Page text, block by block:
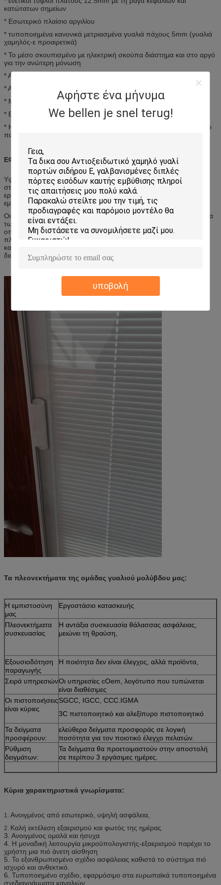
Αφήστε ένα μήνυμα
We bellen je snel terug!
υποβολή
κατώτατων σημείων
* Εσωτερικό πλαίσιο αργιλίου
* τυποποιημένα κανονικά μετριασμένα γυαλιά πάχους 5mm (γυαλιά
χαμηλός-ε προαιρετικά)
* Το μέσο σκουπισμένο με ηλεκτρική σκούπα διάστημα και στο αργό
για την ανώτερη μόνωση
* Ανεκτό μαγνητικό σύστημα ελέγχου
* Ανώτερη μόνωση θερμότητας
* Μεγάλη υγιής μόνωση
* Ενέργεια - αποταμίευση
* Η κομψή εμφάνιση, τελειοποιεί για το γραφείο και το χώρισμα ή το
παράθυρο σπιτιών
ΕΦΑΡΜΟΓΗ:
Υψηλό standardoffice, σχολείο, παιδικός σταθμός, παιδικός
σταθμός, νοσοκομείο, εμπορικό κτήριο, στάδιο, αερολιμένας,
εργαστήριο, λεωφόρος αγορών βραδυνού, εργαστήριο, αποθήκη
εμπορευμάτων και βίλα.
Οι κατ' οίκον συρόμενες πόρτες είναι διαθέσιμες σε ένα ευρύ φάσμα
των διαμορφώσεων και των χρωμάτων για να ταιριάξουν
οποιαδήποτε εφαρμογή σχεδίου, που προσφέρει στο διπλάσιο το
πλάτος εισόδων των κανονικών πορτών. Το ποιοτικές σχέδιο και η
κατασκευή προσθέτουν τη δύναμη, την άριστες ασφάλεια και τη
διάρκεια για τα έτη αβίαστης χρήσης.
Τα πλεονεκτήματα της ομάδας γυαλιού μολύβδου μας:
Η εμπιστοσύνη
μας
Εργοστάσιο κατασκευής
Πλεονεκτήματα
συσκευασίας
Η αντάξια συσκευασία θάλασσας ασφάλειας,
μειώνει τη θραύση,
Εξουσιοδότηση
παραγωγής
Η ποιότητα δεν είναι έλεγχος, αλλά προϊόντα,
Σειρά υπηρεσιώνΟι υπηρεσίες cOem, λογότυπο που τυπώνεται
είναι διαθέσιμες
Οι πιστοποιήσεις
είναι κύριες
SGCC, IGCC, CCC.IGMA
3C πιστοποιητικό και αλεξίπυρο πιστοποιητικό
Τα δείγματα
προσφέρουν:
ελεύθερα δείγματα προσφοράς σε λογική
ποσότητα για τον ποιοτικό έλεγχο πελατών.
Ρύθμιση
δειγμάτων:
Τα δείγματα θα προετοιμαστούν στην αποστολή
σε περίπου 3 εργάσιμες ημέρες.
Κύρια χαρακτηριστικά γνωρίσματα:
1. Ανοιγμένος από εσωτερικό, υψηλή ασφάλεια,
2. Καλή εκτέλεση εξαερισμού και φωτός της ημέρας.
3. Ανοιγμένος ομαλά και ήσυχα
4. Η μοναδική λειτουργία μικροϋπολογιστής-εξαερισμού παρέχει το
χρήστη μια πιό άνετη αίσθηση
5. Το εξανθρωπισμένο σχέδιο ασφάλειας καθιστά το σύστημα πιό
ισχυρό και ανθεκτικό.
6. Τυποποιημένο σχέδιο, εφαρμόσιμο στα ευρωπαϊκά τυποποιημένα
σχεδιαγράμματα καναλιών